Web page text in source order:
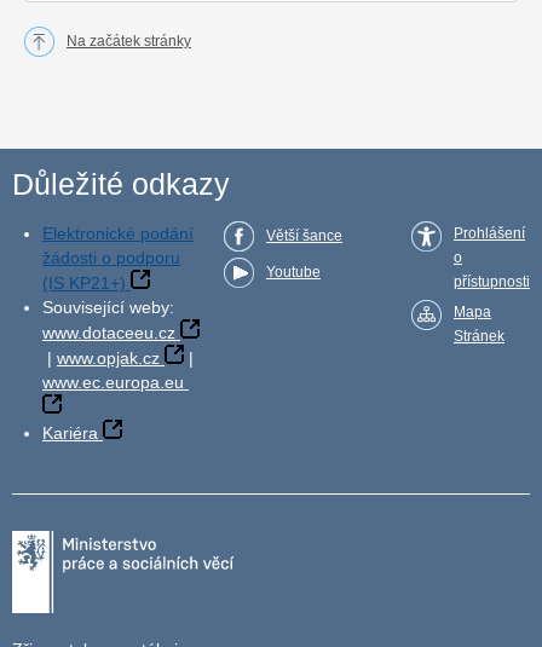
Na začátek stránky
Důležité odkazy
Elektronické podání
žádosti o podporu
(IS KP21+)
Související weby:
www.dotaceeu.cz
| www.opjak.cz
|
www.ec.europa.eu
Kariéra
Větší šance
Youtube
Prohlášení
o
přístupnosti
Mapa
Stránek